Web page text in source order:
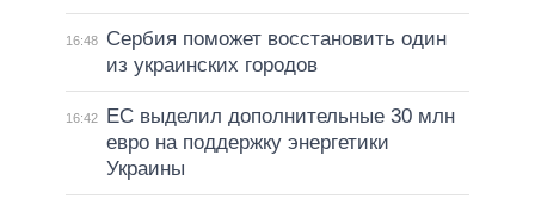
16:48
Сербия поможет восстановить один
из украинских городов
16:42
ЕС выделил дополнительные 30 млн
евро на поддержку энергетики
Украины